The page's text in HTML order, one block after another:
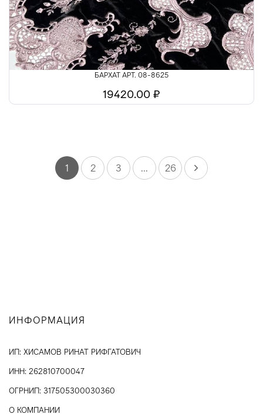
БАРХАТ АРТ. 08-8625
19420.00 ₽
1 2 3 ... 26
ИНФОРМАЦИЯ
ИП: ХИСАМОВ РИНАТ РИФГАТОВИЧ
ИНН: 262810700047
ОГРНИП: 317505300030360
О КОМПАНИИ